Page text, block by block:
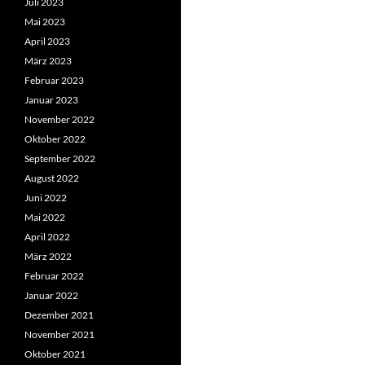
Mai 2023
April 2023
März 2023
Februar 2023
Januar 2023
November 2022
Oktober 2022
September 2022
August 2022
Juni 2022
Mai 2022
April 2022
März 2022
Februar 2022
Januar 2022
Dezember 2021
November 2021
Oktober 2021